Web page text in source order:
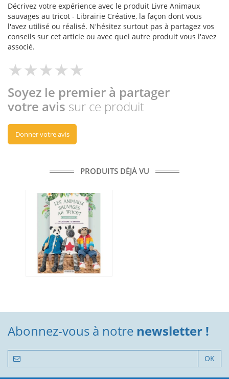
Décrivez votre expérience avec le produit Livre Animaux
sauvages au tricot - Librairie Créative, la façon dont vous
l'avez utilisé ou réalisé. N'hésitez surtout pas à partagez vos
conseils sur cet article ou avec quel autre produit vous l'avez
associé.
Soyez le premier à partager
votre avis sur ce produit
Donner votre avis
PRODUITS DÉJÀ VU
Abonnez-vous à notre newsletter !
OK